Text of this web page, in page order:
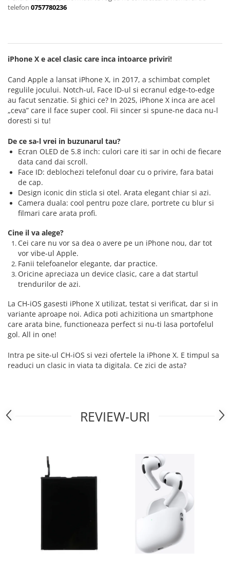
iPhone 14 Pro Max
iPhone 16
iPhone 16 Plus
iPhone 16 Pro
iPhone 16 Pro Max
iPhone 16E
iPhone 17 Air
iPhone 17 Pro
iPhone 17 Pro Max
iPhone SE 2
iPhone SE 3
iPhone Xr
iPhone Xs Max
iWatch
Series 10
Series 11
Series 7
Series 8
Series 9
Series SE 3
iPad Air 13 M3 (2025)
MacBook Air
iPhone 14 Pro
iPhone 15 Pro
iPhone 15 Pro Max
iPhone 16
iPhone 16 Plus
iPhone 16 Pro
iPhone 5
iPhone 5C
iPhone 6
iPhone 6 Plus
iPhone 6s
iPhone 6s Plus
iPhone 7 Plus
iPhone 8
iPhone 8 Plus
iPhone SE 1
iPhone SE 2 (2020)
iPhone SE 3 (2022)
iPhone X
iPhone XR
iPhone Xs Max
Componente iPad
iPad Air 3, 10.5" (2019)
iPad Gen. 11, A16 (2025)
iPad Gen. 2 (2011)
iPad Gen. 7, 10.2" (2019)
Suporți și diverse
telefon 0757780236
iPhone X e acel clasic care inca intoarce priviri!
Cand Apple a lansat iPhone X, in 2017, a schimbat complet
regulile jocului. Notch-ul, Face ID-ul si ecranul edge-to-edge
au facut senzatie. Si ghici ce? In 2025, iPhone X inca are acel
„ceva” care il face super cool. Fii sincer si spune-ne daca nu-l
doresti si tu!
De ce sa-l vrei in buzunarul tau?
Ecran OLED de 5.8 inch: culori care iti sar in ochi de fiecare
data cand dai scroll.
Face ID: deblochezi telefonul doar cu o privire, fara batai
de cap.
Design iconic din sticla si otel. Arata elegant chiar si azi.
Camera duala: cool pentru poze clare, portrete cu blur si
filmari care arata profi.
Cine il va alege?
Cei care nu vor sa dea o avere pe un iPhone nou, dar tot
vor vibe-ul Apple.
Fanii telefoanelor elegante, dar practice.
Oricine apreciaza un device clasic, care a dat startul
trendurilor de azi.
La CH-iOS gasesti iPhone X utilizat, testat si verificat, dar si in
variante aproape noi. Adica poti achizitiona un smartphone
care arata bine, functioneaza perfect si nu-ti lasa portofelul
gol. All in one!
Intra pe site-ul CH-iOS si vezi ofertele la iPhone X. E timpul sa
readuci un clasic in viata ta digitala. Ce zici de asta?
REVIEW-URI